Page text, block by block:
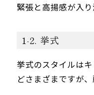
緊張と高揚感が入り
1-2. 挙式
挙式のスタイルは
どさまざまですが